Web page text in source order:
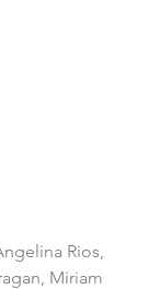
Rios,
Miriam